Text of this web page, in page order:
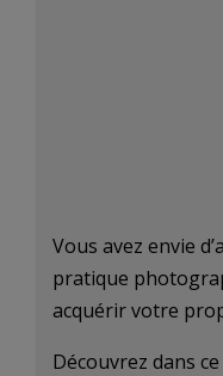
Vous avez envie
pratique
acquérir votre
Découvrez dans